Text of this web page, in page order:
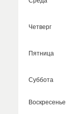
Четверг
Пятница
Суббота
Воскресенье